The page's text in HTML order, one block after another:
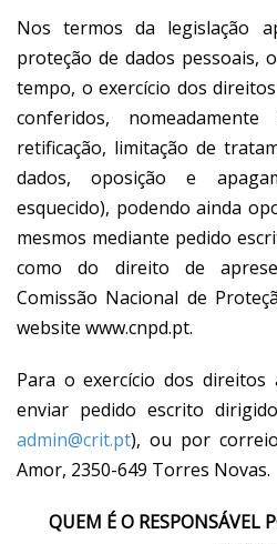
Nos termos da legislação
proteção de dados pessoais,
tempo, o exercício dos
conferidos,
retificação, limitação de
dados, oposição e
esquecido), podendo ainda
mesmos mediante pedido
como do direito de
Comissão Nacional de
website www.cnpd.pt.
Para o exercício dos direitos
enviar pedido escrito
admin@crit.pt), ou por
Amor, 2350-649 Torres Novas.
QUEM É O RESPONSÁVEL